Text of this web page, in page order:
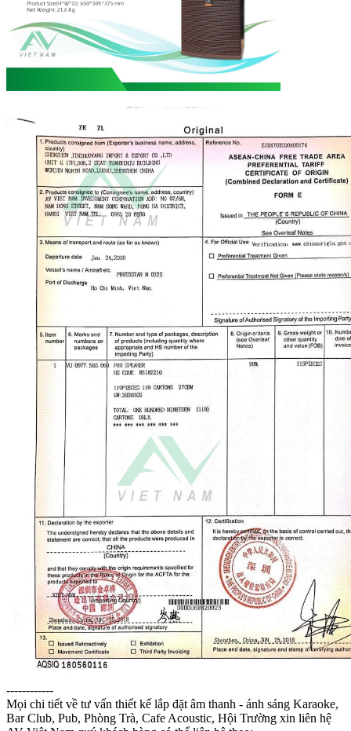
------------
Mọi chi tiết về tư vấn thiết kế lắp đặt âm thanh - ánh sáng Karaoke,
Bar Club, Pub, Phòng Trà, Cafe Acoustic, Hội Trường xin liên hệ